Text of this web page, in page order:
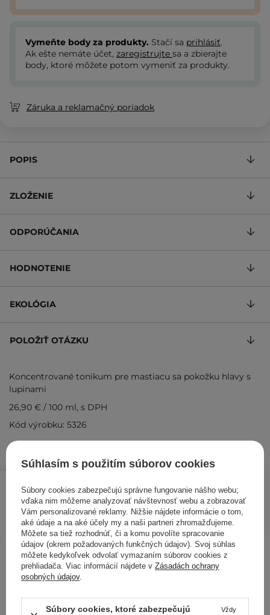
PRIDAŤ DO KOŠÍKA
Vymeňte body za produkty. Stačí sa prihlásiť.
Ak ešte nemáte účet, zaregistrujte sa a zbierajte
body, ktoré môžete potom vymeniť za produkty.
Záruka a reklamačný poriadok
POPIS
ZLOŽENIE
ODPORÚČANIA
HODNOTENIE
EKOLÓGIA
POLOŽIŤ OTÁZKU
Koncentrované tonikum pre mastiacu sa pokožku hlavy s
lupinami
26,90 € / 100 ml, s DPH
Kód výrobku: 5326
Kontrolovali aj ďalší zákazníci
Súhlasím s použitím súborov cookies
Súbory cookies zabezpečujú správne fungovanie nášho webu;
vďaka nim môžeme analyzovať návštevnosť webu a zobrazovať
Vám personalizované reklamy. Nižšie nájdete informácie o tom,
aké údaje a na aké účely my a naši partneri zhromažďujeme.
Môžete sa tiež rozhodnúť, či a komu povolíte spracovanie
údajov (okrem požadovaných funkčných údajov). Svoj súhlas
môžete kedykoľvek odvolať vymazaním súborov cookies z
prehliadača. Viac informácií nájdete v Zásadách ochrany
osobných údajov.
Súbory cookies, ktoré zabezpečujú
Vždy